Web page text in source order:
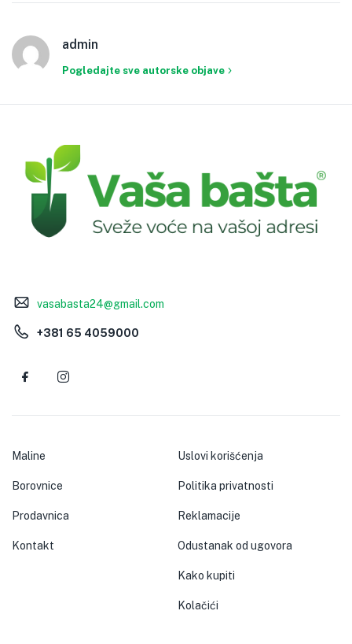
admin
Pogledajte sve autorske objave
vasabasta24@gmail.com
+381 65 4059000
Maline
Borovnice
Prodavnica
Kontakt
Uslovi korišćenja
Politika privatnosti
Reklamacije
Odustanak od ugovora
Kako kupiti
Kolačići